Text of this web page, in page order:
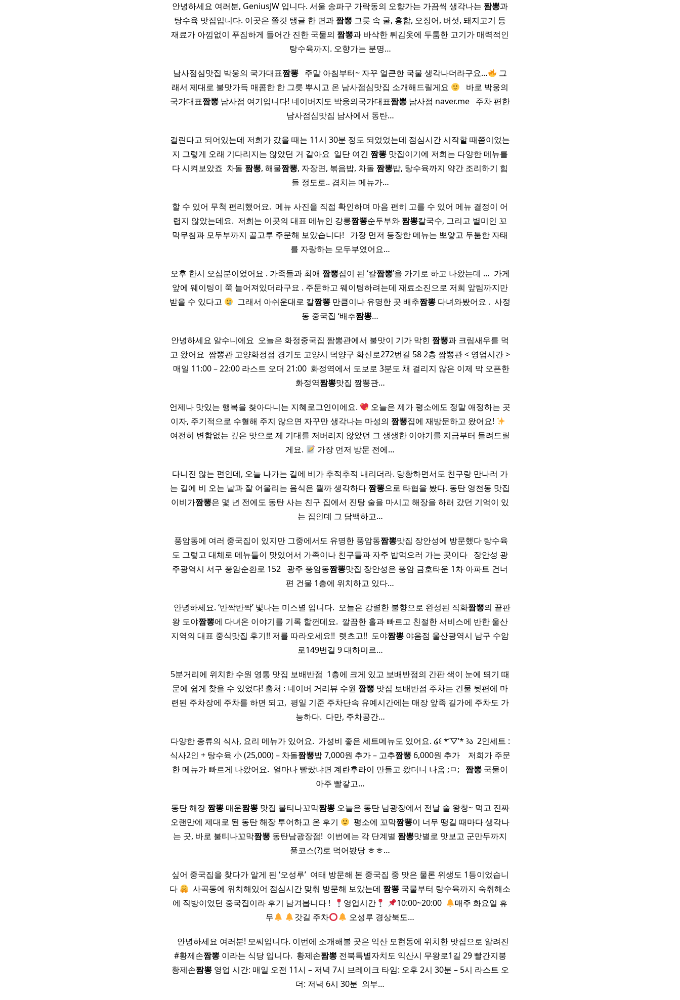
안녕하세요 여러분, GeniusJW 입니다. 서울 송파구 가락동의 오향가는 가끔씩 생각나는 짬뽕과
탕수육 맛집입니다. 이곳은 쫄깃 탱글 한 면과 짬뽕 그릇 속 굴, 홍합, 오징어, 버섯, 돼지고기 등
재료가 아낌없이 푸짐하게 들어간 진한 국물의 짬뽕과 바삭한 튀김옷에 두툼한 고기가 매력적인
탕수육까지. 오향가는 분명…
남사점심맛집 박웅의 국가대표짬뽕​ ​ 주말 아침부터~ 자꾸 얼큰한 국물 생각나더라구요…
그
래서 제대로 불맛가득 매콤한 한 그릇 뿌시고 온 남사점심맛집 소개해드릴게요
​ ​ 바로 박웅의
국가대표짬뽕 남사점 여기입니다! 네이버지도 박웅의국가대표짬뽕 남사점 naver.me ​ ​ 주차 편한
남사점심맛집 남사에서 동탄…
걸린다고 되어있는데 저희가 갔을 때는 11시 30분 정도 되었었는데 점심시간 시작할 때쯤이었는
지 그렇게 오래 기다리지는 않았던 거 같아요 ​ 일단 여긴 짬뽕 맛집이기에 저희는 다양한 메뉴를
다 시켜보았죠 ​ 차돌 짬뽕, 해물짬뽕, 자장면, 볶음밥, 차돌 짬뽕밥, 탕수육까지 약간 조리하기 힘
들 정도로.. 겹치는 메뉴가…
할 수 있어 무척 편리했어요. ​ 메뉴 사진을 직접 확인하며 마음 편히 고를 수 있어 메뉴 결정이 어
렵지 않았는데요. ​ 저희는 이곳의 대표 메뉴인 강릉짬뽕순두부와 짬뽕칼국수, 그리고 별미인 꼬
막무침과 모두부까지 골고루 주문해 보았습니다! ​ ​ 가장 먼저 등장한 메뉴는 뽀얗고 두툼한 자태
를 자랑하는 모두부였어요…
오후 한시 오십분이었어요 . 가족들과 최애 짬뽕집이 된 ‘칼짬뽕’을 가기로 하고 나왔는데 … ​ 가게
앞에 웨이팅이 쭉 늘어져있더라구요 . 주문하고 웨이팅하려는데 재료소진으로 저희 앞팀까지만
받을 수 있다고
​ 그래서 아쉬운대로 칼짬뽕 만큼이나 유명한 곳 배추짬뽕 다녀와봤어요 . ​ 사정
동 중국집 ‘배추짬뽕…
안녕하세요 알수니에요 ​ 오늘은 화정중국집 짬뽕관에서 불맛이 기가 막힌 짬뽕과 크림새우를 먹
고 왔어요 ​ 짬뽕관 고양화정점 경기도 고양시 덕양구 화신로272번길 58 2층 짬뽕관 < 영업시간 >
​ 매일 11:00 – 22:00 라스트 오더 21:00 ​ 화정역에서 도보로 3분도 채 걸리지 않은 이제 막 오픈한
화정역짬뽕맛집 짬뽕관…
언제나 맛있는 행복을 찾아다니는 지혜로그인이에요.
오늘은 제가 평소에도 정말 애정하는 곳
이자, 주기적으로 수혈해 주지 않으면 자꾸만 생각나는 마성의 짬뽕집에 재방문하고 왔어요!
여전히 변함없는 깊은 맛으로 제 기대를 저버리지 않았던 그 생생한 이야기를 지금부터 들려드릴
게요.
가장 먼저 방문 전에…
다니진 않는 편인데, 오늘 나가는 길에 비가 추적추적 내리더라. 당황하면서도 친구랑 만나러 가
는 길에 비 오는 날과 잘 어울리는 음식은 뭘까 생각하다 짬뽕으로 타협을 봤다. 동탄 영천동 맛집
이비가짬뽕은 몇 년 전에도 동탄 사는 친구 집에서 진탕 술을 마시고 해장을 하러 갔던 기억이 있
는 집인데 그 담백하고…
​ 풍암동에 여러 중국집이 있지만 그중에서도 유명한 풍암동짬뽕맛집 장안성에 방문했다 탕수육
도 그렇고 대체로 메뉴들이 맛있어서 가족이나 친구들과 자주 밥먹으러 가는 곳이다 ​ ​ 장안성 광
주광역시 서구 풍암순환로 152 ​ ​ 광주 풍암동짬뽕맛집 장안성은 풍암 금호타운 1차 아파트 건너
편 건물 1층에 위치하고 있다…
​ ​ 안녕하세요. ‘반짝반짝’ 빛나는 미스별 입니다. ​ 오늘은 강렬한 불향으로 완성된 직화짬뽕의 끝판
왕 도야짬뽕에 다녀온 이야기를 기록 할껀데요. ​ 깔끔한 홀과 빠르고 친절한 서비스에 반한 울산
지역의 대표 중식맛집 후기!! 저를 따라오세요!! ​ 렛츠고!! ​ 도야짬뽕 야음점 울산광역시 남구 수암
로149번길 9 대하미르…
5분거리에 위치한 수원 영통 맛집 보배반점 ​ 1층에 크게 있고 보배반점의 간판 색이 눈에 띄기 때
문에 쉽게 찾을 수 있었다! 출처 : 네이버 거리뷰 수원 짬뽕 맛집 보배반점 주차는 건물 뒷편에 마
련된 주차장에 주차를 하면 되고, ​ 평일 기준 주차단속 유예시간에는 매장 앞족 길가에 주차도 가
능하다. ​ 다만, 주차공간…
다양한 종류의 식사, 요리 메뉴가 있어요. ​ 가성비 좋은 세트메뉴도 있어요. ໒꒰ *’▽’* ꒱ა ​ 2인세트 :
식사2인 + 탕수육 小 (25,000) – 차돌짬뽕밥 7,000원 추가 – 고추짬뽕6,000원 추가 ​ ​ ​ 저희가 주문
한 메뉴가 빠르게 나왔어요. ​ 얼마나 빨랐냐면 계란후라이 만들고 왔더니 나옴 ;ㅁ; ​ ​ 짬뽕 국물이
아주 빨갛고…
동탄 해장 짬뽕매운짬뽕맛집 불티나꼬막짬뽕오늘은 동탄 남광장에서 전날 술 왕창~ 먹고 진짜
오랜만에 제대로 된 동탄 해장 투어하고 온 후기
​ 평소에 꼬막짬뽕이 너무 땡길 때마다 생각나
는 곳, 바로 불티나꼬막짬뽕 동탄남광장점! ​ 이번에는 각 단계별 짬뽕맛별로 맛보고 군만두까지
풀코스(?)로 먹어봤당 ㅎㅎ…
싶어 중국집을 찾다가 알게 된 ‘오성루’ ​ 여태 방문해 본 중국집 중 맛은 물론 위생도 1등이었습니
다
​ 사곡동에 위치해있어 점심시간 맞춰 방문해 보았는데 짬뽕 국물부터 탕수육까지 숙취해소
에 직방이었던 중국집이라 후기 남겨봅니다 ! ​
영업시간 10:00~20:00 ​
매주 화요일 휴
무
갓길 주차 오성루 경상북도…
​ ​ ​ 안녕하세요 여러분! 모씨입니다. 이번에 소개해볼 곳은 익산 모현동에 위치한 맛집으로 알려진
#황제손짬뽕이라는 식당 입니다. ​ 황제손짬뽕전북특별자치도 익산시 무왕로1길 29 빨간지붕
황제손짬뽕영업 시간: 매일 오전 11시 – 저녁 7시 브레이크 타임: 오후 2시 30분 – 5시 라스트 오
더: 저녁 6시 30분 ​ 외부…